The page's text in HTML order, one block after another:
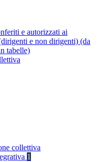
e autorizzati ai
e non dirigenti) (da
tabelle)
collettiva
1